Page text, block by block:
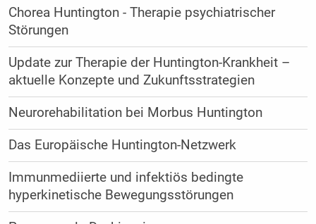
Chorea Huntington - Therapie psychiatrischer
Störungen
Update zur Therapie der Huntington-Krankheit –
aktuelle Konzepte und Zukunftsstrategien
Neurorehabilitation bei Morbus Huntington
Das Europäische Huntington-Netzwerk
Immunmediierte und infektiös bedingte
hyperkinetische Bewegungsstörungen